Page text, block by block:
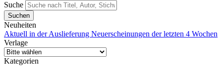
Suche
Neuheiten
Aktuell in der Auslieferung Neuerscheinungen der letzten 4 Wochen
Verlage
Kategorien